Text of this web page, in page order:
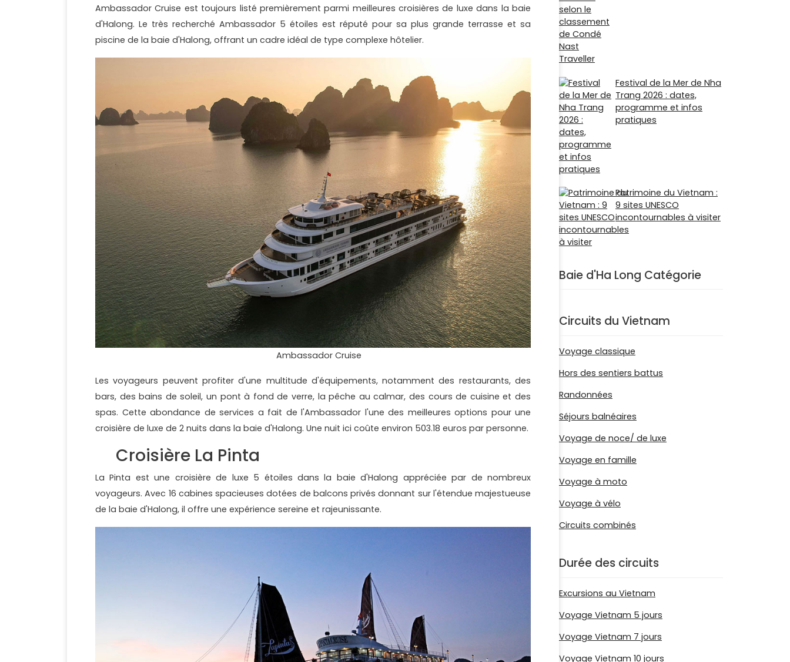
Ambassador Cruise est toujours listé premièrement parmi meilleures croisières de luxe dans la baie
d'Halong. Le très recherché Ambassador 5 étoiles est réputé pour sa plus grande terrasse et sa
piscine de la baie d'Halong, offrant un cadre idéal de type complexe hôtelier.
Ambassador Cruise
Les voyageurs peuvent profiter d'une multitude d'équipements, notamment des restaurants, des
bars, des bains de soleil, un pont à fond de verre, la pêche au calmar, des cours de cuisine et des
spas. Cette abondance de services a fait de l'Ambassador l'une des meilleures options pour une
croisière de luxe de 2 nuits dans la baie d'Halong. Une nuit ici coûte environ 503.18 euros par personne.
Croisière La Pinta
La Pinta est une croisière de luxe 5 étoiles dans la baie d'Halong appréciée par de nombreux
voyageurs. Avec 16 cabines spacieuses dotées de balcons privés donnant sur l'étendue majestueuse
de la baie d'Halong, il offre une expérience sereine et rajeunissante.
Festival de la Mer de Nha
Trang 2026 : dates,
programme et infos
pratiques
Patrimoine du Vietnam :
9 sites UNESCO
incontournables à visiter
Baie d'Ha Long Catégorie
Circuits du Vietnam
Voyage classique
Hors des sentiers battus
Randonnées
Séjours balnéaires
Voyage de noce/ de luxe
Voyage en famille
Voyage à moto
Voyage à vélo
Circuits combinés
Durée des circuits
Excursions au Vietnam
Voyage Vietnam 5 jours
Voyage Vietnam 7 jours
Voyage Vietnam 10 jours